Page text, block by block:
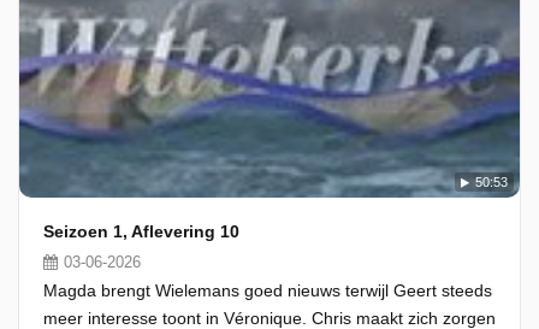
50:53
Seizoen 1, Aflevering 10
03-06-2026
Magda brengt Wielemans goed nieuws terwijl Geert steeds
meer interesse toont in Véronique. Chris maakt zich zorgen